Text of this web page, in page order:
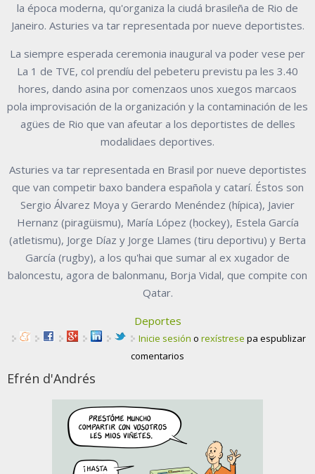
la época moderna, qu'organiza la ciudá brasileña de Rio de
Janeiro. Asturies va tar representada por nueve deportistes.
La siempre esperada ceremonia inaugural va poder vese per
La 1 de TVE, col prendíu del pebeteru previstu pa les 3.40
hores, dando asina por comenzaos unos xuegos marcaos
pola improvisación de la organización y la contaminación de les
agües de Rio que van afeutar a los deportistes de delles
modalidaes deportives.
Asturies va tar representada en Brasil por nueve deportistes
que van competir baxo bandera española y catarí. Éstos son
Sergio Álvarez Moya y Gerardo Menéndez (hípica), Javier
Hernanz (piragüismu), María López (ḥockey), Estela García
(atletismu), Jorge Díaz y Jorge Llames (tiru deportivu) y Berta
García (rugby), a los qu'hai que sumar al ex xugador de
baloncestu, agora de balonmanu, Borja Vidal, que compite con
Qatar.
Deportes
Inicie sesión o rexístrese pa espublizar
comentarios
Efrén d'Andrés